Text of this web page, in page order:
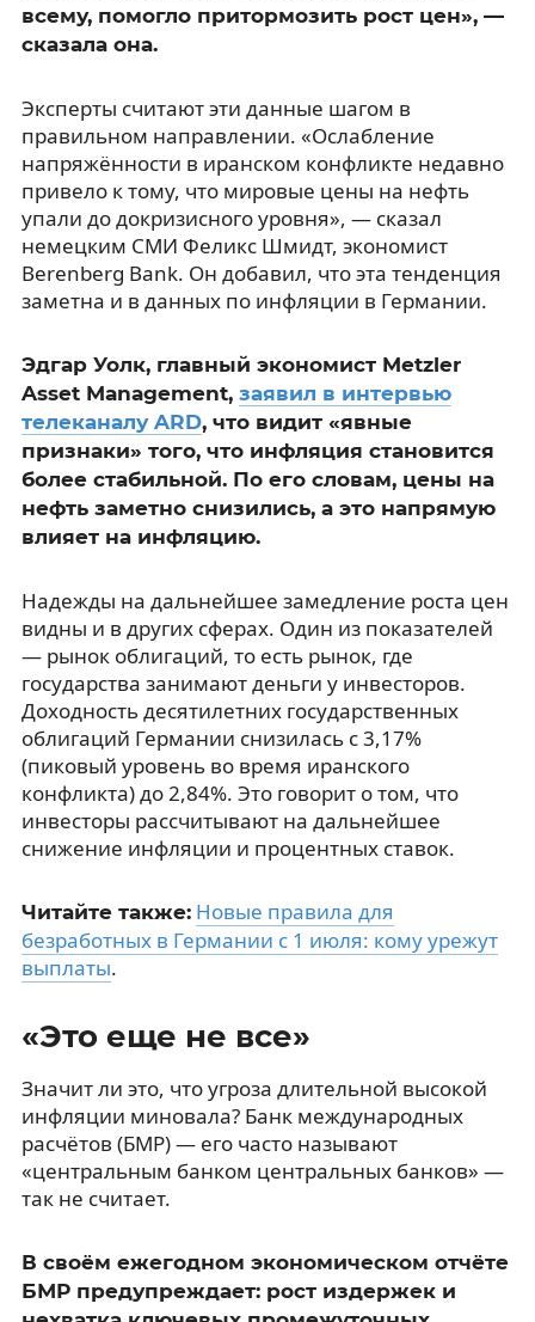
всему, помогло притормозить рост цен», —
сказала она.
Эксперты считают эти данные шагом в
правильном направлении. «Ослабление
напряжённости в иранском конфликте недавно
привело к тому, что мировые цены на нефть
упали до докризисного уровня», — сказал
немецким СМИ Феликс Шмидт, экономист
Berenberg Bank. Он добавил, что эта тенденция
заметна и в данных по инфляции в Германии.
Эдгар Уолк, главный экономист Metzler
Asset Management, заявил в интервью
телеканалу ARD, что видит «явные
признаки» того, что инфляция становится
более стабильной. По его словам, цены на
нефть заметно снизились, а это напрямую
влияет на инфляцию.
Надежды на дальнейшее замедление роста цен
видны и в других сферах. Один из показателей
— рынок облигаций, то есть рынок, где
государства занимают деньги у инвесторов.
Доходность десятилетних государственных
облигаций Германии снизилась с 3,17%
(пиковый уровень во время иранского
конфликта) до 2,84%. Это говорит о том, что
инвесторы рассчитывают на дальнейшее
снижение инфляции и процентных ставок.
Читайте также: Новые правила для
безработных в Германии с 1 июля: кому урежут
выплаты.
«Это еще не все»
Значит ли это, что угроза длительной высокой
инфляции миновала? Банк международных
расчётов (БМР) — его часто называют
«центральным банком центральных банков» —
так не считает.
В своём ежегодном экономическом отчёте
БМР предупреждает: рост издержек и